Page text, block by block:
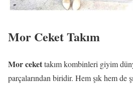
Mor Ceket Takım
Mor cekettakım kombinleri giyim
parçalarından biridir. Hem şık hem de